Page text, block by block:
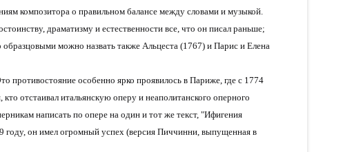
композитора о правильном балансе между словами и музыкой.
драматизму и естественности все, что он писал раньше;
можно назвать также Альцеста (1767) и Парис и Елена
противостояние особенно ярко проявилось в Париже, где с 1774
отстаивал итальянскую оперу и неаполитанского оперного
написать по опере на один и тот же текст, "Ифигения
он имел огромный успех (версия Пиччинни, выпущенная в